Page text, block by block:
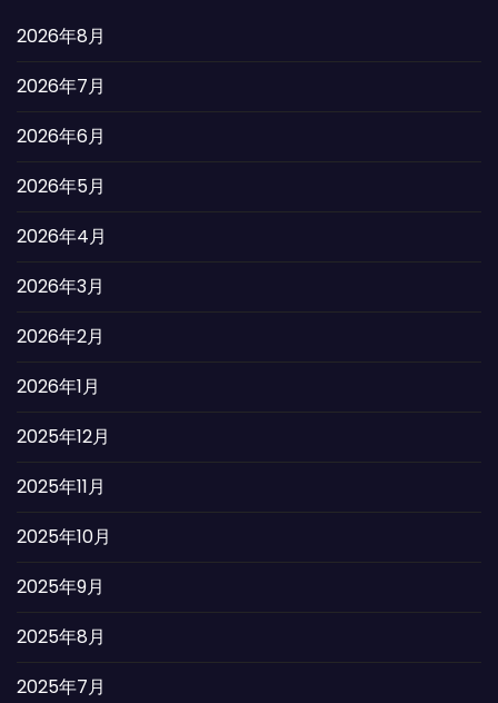
2026年8月
2026年7月
2026年6月
2026年5月
2026年4月
2026年3月
2026年2月
2026年1月
2025年12月
2025年11月
2025年10月
2025年9月
2025年8月
2025年7月